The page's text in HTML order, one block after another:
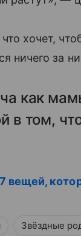
хочет,
ничего за
как
в том,
7 вещей,
Звёздные